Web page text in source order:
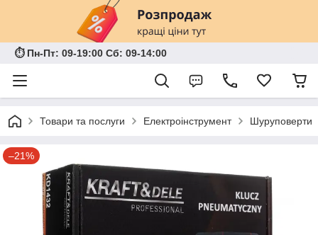
⏱ Пн-Пт: 09-19:00 Сб: 09-14:00
Товари та послуги Електроінструмент Шуруповерти
–21%